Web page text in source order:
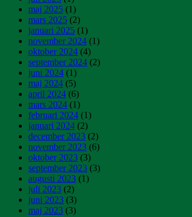
maj 2025 (1)
mars 2025 (2)
januari 2025 (1)
november 2024 (1)
oktober 2024 (4)
september 2024 (2)
juni 2024 (1)
maj 2024 (5)
april 2024 (6)
mars 2024 (1)
februari 2024 (1)
januari 2024 (2)
december 2023 (2)
november 2023 (6)
oktober 2023 (3)
september 2023 (3)
augusti 2023 (1)
juli 2023 (2)
juni 2023 (3)
maj 2023 (3)